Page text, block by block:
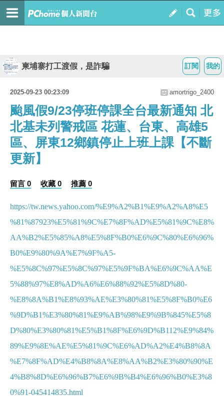
我的
訂閱
柬埔寨打工渡假，是詐騙
2025-09-23 00:23:09 amortrigo_2400
颱風假9/23停班停課全台最新通知 北
北基未列警戒區 花蓮、台東、高雄5
區、屏東12鄉鎮停止上班上課【不斷
更新】
留言 0 收藏 0 推薦 0
https://tw.news.yahoo.com/%E9%A2%B1%E9%A2%A8%E5
%81%87923%E5%81%9C%E7%8F%AD%E5%81%9C%E8%
AA%B2%E5%85%A8%E5%8F%B0%E6%9C%80%E6%96%
B0%E9%80%9A%E7%9F%A5-
%E5%8C%97%E5%8C%97%E5%9F%BA%E6%9C%AA%E
5%88%97%E8%AD%A6%E6%88%92%E5%8D%80-
%E8%8A%B1%E8%93%AE%E3%80%81%E5%8F%B0%E6
%9D%B1%E3%80%81%E9%AB%98%E9%9B%845%E5%8
D%80%E3%80%81%E5%B1%8F%E6%9D%B112%E9%84%
89%E9%8E%AE%E5%81%9C%E6%AD%A2%E4%B8%8A
%E7%8F%AD%E4%B8%8A%E8%AA%B2%E3%80%90%E
4%B8%8D%E6%96%B7%E6%9B%B4%E6%96%B0%E3%8
0%91-045414835.html